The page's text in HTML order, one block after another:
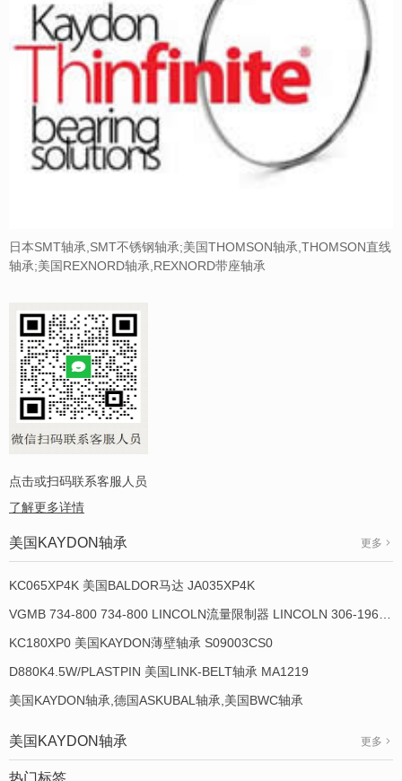
日本SMT轴承,SMT不锈钢轴承;美国THOMSON轴承,THOMSON直线
轴承;美国REXNORD轴承,REXNORD带座轴承
点击或扫码联系客服人员
了解更多详情
美国KAYDON轴承 更多
KC065XP4K 美国BALDOR马达 JA035XP4K
KC180XP0 美国KAYDON薄壁轴承 S09003CS0
D880K4.5W/PLASTPIN 美国LINK-BELT轴承 MA1219
美国KAYDON轴承,德国ASKUBAL轴承,美国BWC轴承
美国KAYDON轴承 更多
热门标签